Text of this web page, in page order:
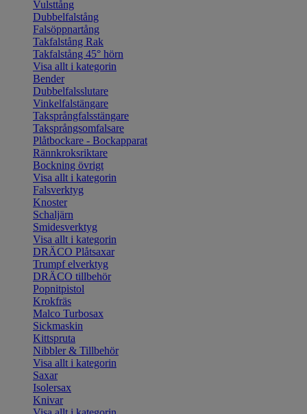
Vulsttång
Dubbelfalstång
Falsöppnartång
Takfalstång Rak
Takfalstång 45° hörn
Visa allt i kategorin
Bender
Dubbelfalsslutare
Vinkelfalstängare
Taksprångfalsstängare
Taksprångsomfalsare
Plåtbockare - Bockapparat
Rännkroksriktare
Bockning övrigt
Visa allt i kategorin
Falsverktyg
Knoster
Schaljärn
Smidesverktyg
Visa allt i kategorin
DRÄCO Plåtsaxar
Trumpf elverktyg
DRÄCO tillbehör
Popnitpistol
Krokfräs
Malco Turbosax
Sickmaskin
Kittspruta
Nibbler & Tillbehör
Visa allt i kategorin
Saxar
Isolersax
Knivar